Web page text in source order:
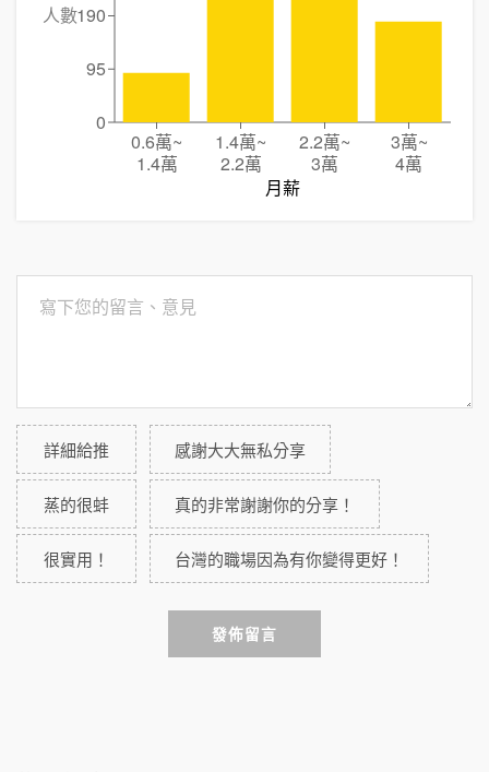
0.6萬~
1.4萬
1.4萬~
2.2萬
2.2萬~
3萬
3萬~
4萬
月薪
0
95
190
人數
詳細給推 感謝大大無私分享
蒸的很蚌 真的非常謝謝你的分享！
很實用！ 台灣的職場因為有你變得更好！
發佈留言